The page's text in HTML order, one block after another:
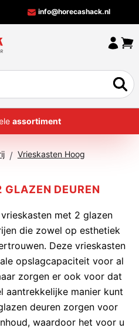
info@horecashack.nl
ONS
hele assortiment
/ Vrieskasten Hoog
DEUREN
met 2 glazen
die zowel op esthetiek
Deze vrieskasten
opslagcapaciteit voor al
zorgen er ook voor dat
aantrekkelijke manier kunt
deuren zorgen voor
waardoor het voor u